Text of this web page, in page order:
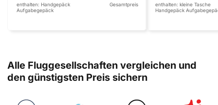
enthalten: Handgepäck
Aufgabegepäck
Gesamtpreis enthalten: kleine Tasche
Handgepäck
Alle Fluggesellschaften vergleichen und
den günstigsten Preis sichern